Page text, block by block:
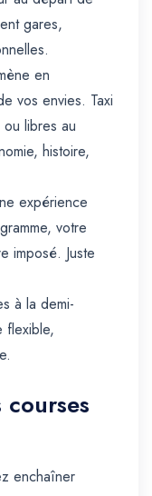
gares,
en
vos envies. Taxi
libres au
histoire,
expérience
votre
imposé. Juste
à la demi-
flexible,
enchaîner